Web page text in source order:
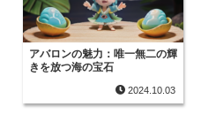
アバロンの魅力：唯一無二の輝
きを放つ海の宝石
2024.10.03